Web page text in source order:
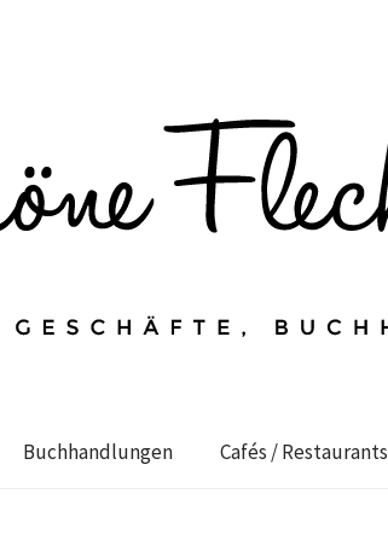
Buchhandlungen Cafés / Restaurants